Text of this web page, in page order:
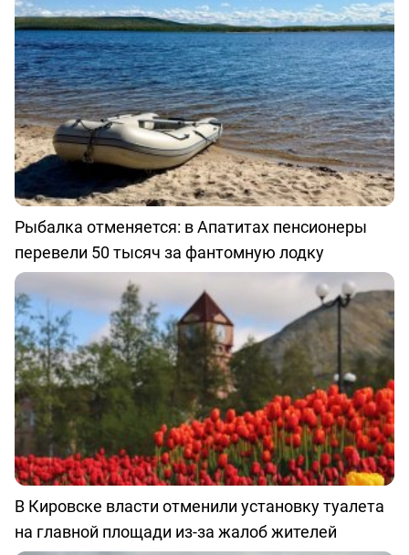
Рыбалка отменяется: в Апатитах пенсионеры
перевели 50 тысяч за фантомную лодку
В Кировске власти отменили установку туалета
на главной площади из-за жалоб жителей